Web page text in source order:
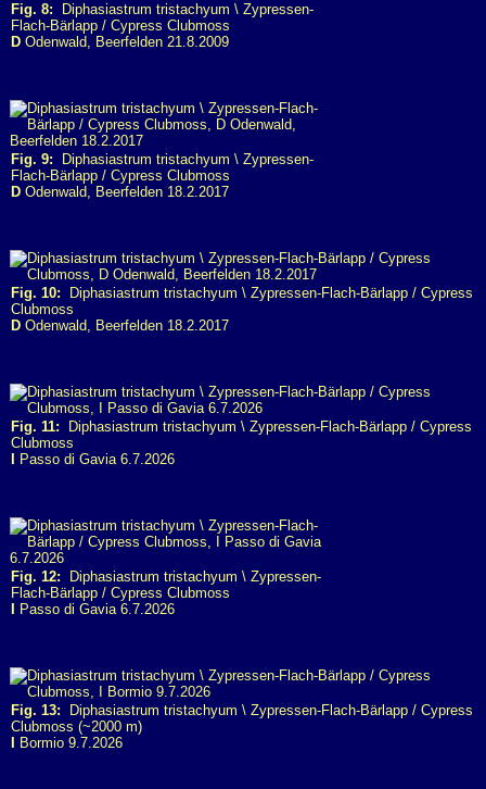
Fig. 8: Diphasiastrum tristachyum \ Zypressen-
Flach-Bärlapp / Cypress Clubmoss
D Odenwald, Beerfelden 21.8.2009
Fig. 9: Diphasiastrum tristachyum \ Zypressen-
Flach-Bärlapp / Cypress Clubmoss
D Odenwald, Beerfelden 18.2.2017
Fig. 10: Diphasiastrum tristachyum \ Zypressen-Flach-Bärlapp / Cypress
Clubmoss
D Odenwald, Beerfelden 18.2.2017
Fig. 11: Diphasiastrum tristachyum \ Zypressen-Flach-Bärlapp / Cypress
Clubmoss
Passo di Gavia 6.7.2026
Fig. 12: Diphasiastrum tristachyum \ Zypressen-
Flach-Bärlapp / Cypress Clubmoss
Passo di Gavia 6.7.2026
Fig. 13: Diphasiastrum tristachyum \ Zypressen-Flach-Bärlapp / Cypress
Clubmoss (~2000 m)
Bormio 9.7.2026